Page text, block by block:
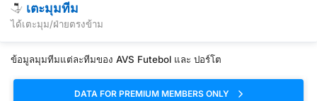
เตะมุมทีม
ได้เตะมุม/ฝ่ายตรงข้าม
ข้อมูลมุมทีมแต่ละทีมของ AVS Futebol และ ปอร์โต
DATA FOR PREMIUM MEMBERS ONLY